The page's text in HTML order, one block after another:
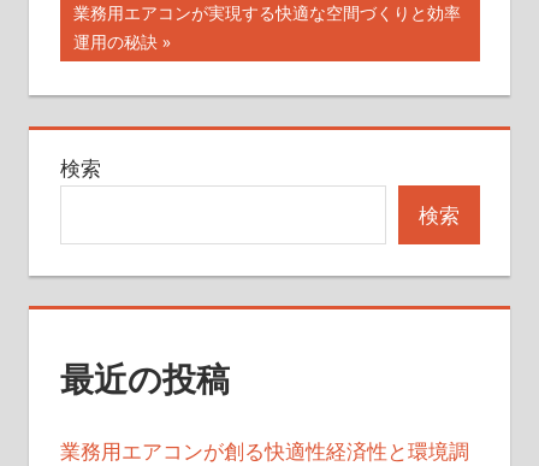
ナ
ビ
ゲ
ー
ョ
ン
事:
次
の
記
事:
業務用エアコンが実現する快適な空間づくりと効率
運用の秘訣
検索
検索
最近の投稿
業務用エアコンが創る快適性経済性と環境調